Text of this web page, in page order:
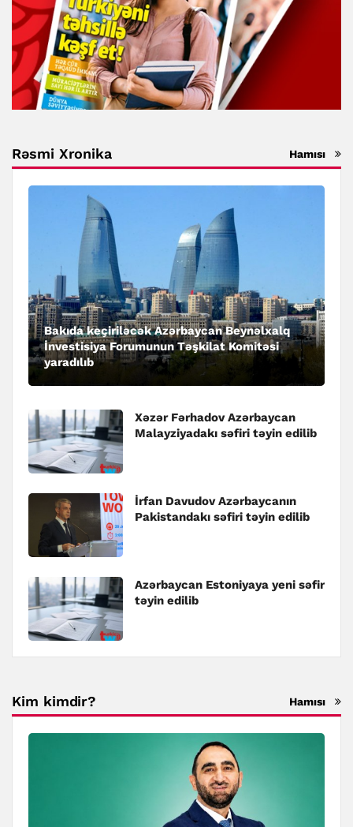
Rəsmi Xronika Hamısı
Bakıda keçiriləcək Azərbaycan Beynəlxalq
İnvestisiya Forumunun Təşkilat Komitəsi
yaradılıb
Xəzər Fərhadov Azərbaycan
Malayziyadakı səfiri təyin edilib
İrfan Davudov Azərbaycanın
Pakistandakı səfiri təyin edilib
Azərbaycan Estoniyaya yeni səfir
təyin edilib
Kim kimdir? Hamısı